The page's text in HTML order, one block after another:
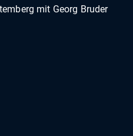
mit Georg Bruder